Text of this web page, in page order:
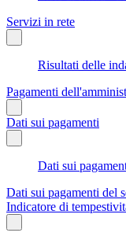
Servizi in rete
Risultati delle
Pagamenti
Dati sui pagamenti
Dati sui
Dati sui pagamenti del
Indicatore di